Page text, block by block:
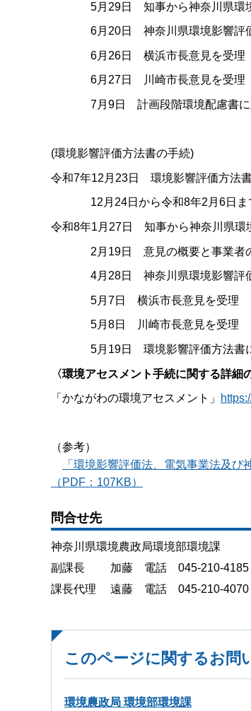
5月29日 知事から神奈川県環境
6月20日 神奈川県環境影響評価
6月26日 横浜市長意見を受理
6月27日 川崎市長意見を受理
7月9日 計画段階環境配慮書に対
(環境影響評価方法書の手続)
令和7年12月23日 環境影響評価方法
12月24日から令和8年2月6日ま
令和8年1月27日 知事から神奈川県環
2月19日 意見の概要と事業者の
4月28日 神奈川県環境影響評価
5月7日 横浜市長意見を受理
5月8日 川崎市長意見を受理
5月19日 環境影響評価方法書に
〈環境アセスメント手続に関する詳細
「かながわの環境アセスメント」
（参考）
「環境影響評価法、電気事業法及
（PDF：107KB）
問合せ先
神奈川県環境農政局環境部環境課
副課長 加藤 電話 045-210-4185
課長代理 遠藤 電話 045-210-4070
このページに関するお問
環境農政局 環境部環境課